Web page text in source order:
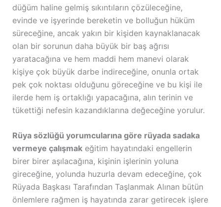
düğüm haline gelmiş sıkıntıların çözüleceğine,
evinde ve işyerinde bereketin ve bolluğun hüküm
süreceğine, ancak yakın bir kişiden kaynaklanacak
olan bir sorunun daha büyük bir baş ağrısı
yaratacağına ve hem maddi hem manevi olarak
kişiye çok büyük darbe indireceğine, onunla ortak
pek çok noktası olduğunu göreceğine ve bu kişi ile
ilerde hem iş ortaklığı yapacağına, alın terinin ve
tükettiği nefesin kazandıklarına değeceğine yorulur.
Rüya sözlüğü yorumcularına göre rüyada sadaka
vermeye çalışmakeğitim hayatındaki engellerin
birer birer aşılacağına, kişinin işlerinin yoluna
gireceğine, yolunda huzurla devam edeceğine, çok
Rüyada Başkası Tarafından Taşlanmak Alınan bütün
önlemlere rağmen iş hayatında zarar getirecek işlere